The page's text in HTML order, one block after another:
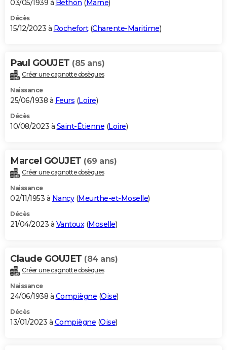
03/05/1939 à Bethon ( Marne)
Décès
15/12/2023 à Rochefort(Charente-Maritime)
Paul GOUJET (85 ans)
Créer une cagnotte obsèques
Naissance
25/06/1938 à Feurs (Loire)
Décès
10/08/2023 à Saint-Étienne (Loire)
Marcel GOUJET (69 ans)
Créer une cagnotte obsèques
Naissance
02/11/1953 à Nancy(Meurthe-et-Moselle)
Décès
21/04/2023 à Vantoux(Moselle)
Claude GOUJET (84 ans)
Créer une cagnotte obsèques
Naissance
24/06/1938 à Compiègne (Oise)
Décès
13/01/2023 à Compiègne (Oise)